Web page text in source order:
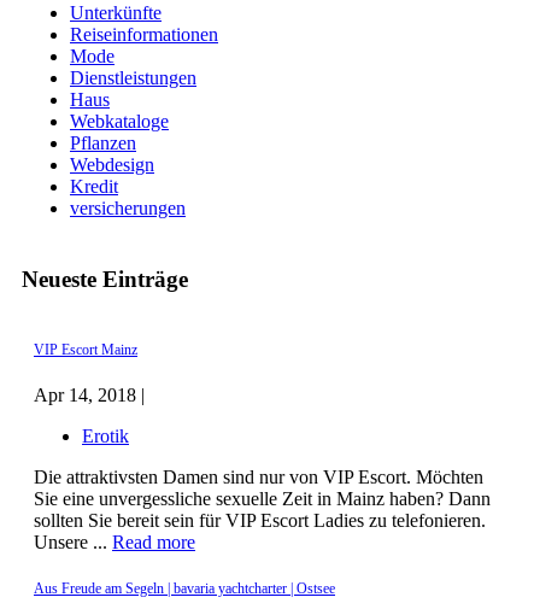
Unterkünfte
Reiseinformationen
Mode
Dienstleistungen
Haus
Webkataloge
Pflanzen
Webdesign
Kredit
versicherungen
Neueste Einträge
VIP Escort Mainz
Apr 14, 2018 |
Erotik
Die attraktivsten Damen sind nur von VIP Escort. Möchten
Sie eine unvergessliche sexuelle Zeit in Mainz haben? Dann
sollten Sie bereit sein für VIP Escort Ladies zu telefonieren.
Unsere ... Read more
Aus Freude am Segeln | bavaria yachtcharter | Ostsee